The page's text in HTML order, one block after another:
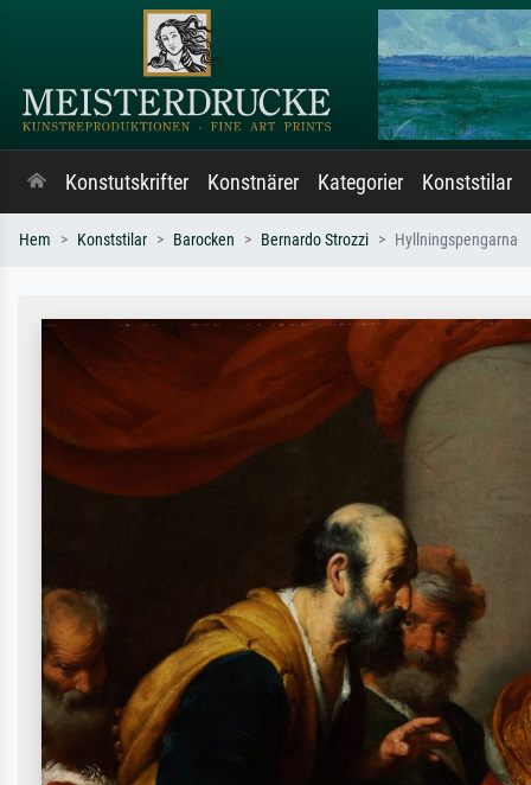
Konstutskrifter Konstnärer Kategorier Konststilar
Hem Konststilar Barocken Bernardo Strozzi Hyllningspengarna